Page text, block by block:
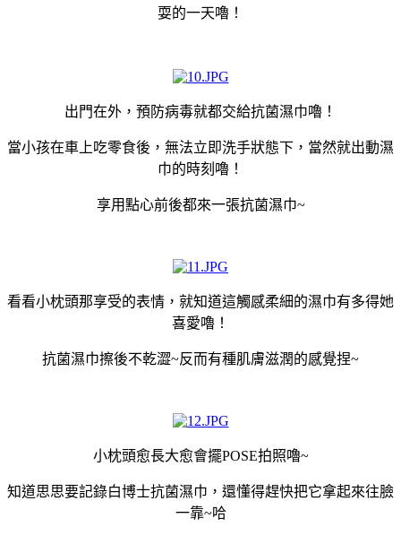
耍的一天嚕！
出門在外，預防病毒就都交給抗菌濕巾嚕！
當小孩在車上吃零食後，無法立即洗手狀態下，當然就出動濕
巾的時刻嚕！
享用點心前後都來一張抗菌濕巾~
看看小枕頭那享受的表情，就知道這觸感柔細的濕巾有多得她
喜愛嚕！
抗菌濕巾擦後不乾澀~反而有種肌膚滋潤的感覺捏~
小枕頭愈長大愈會擺POSE拍照嚕~
知道思思要記錄白博士抗菌濕巾，還懂得趕快把它拿起來往臉
一靠~哈